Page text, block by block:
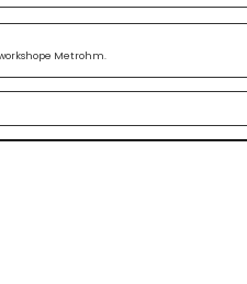
Metrohm.